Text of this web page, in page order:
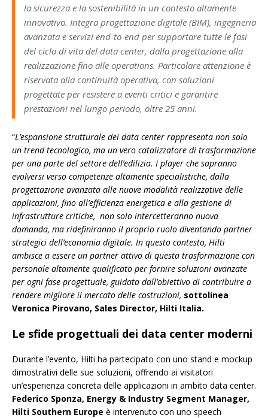
la sicurezza e la sostenibilità in un contesto altamente
innovativo. Integra progettazione digitale (BIM), ingegneria
avanzata e servizi end-to-end per supportare tutte le fasi
del ciclo di vita del data center, dalla progettazione alla
realizzazione fino alle operations. Particolare attenzione è
riservata alla continuità operativa, con soluzioni
progettate per resistere a eventi critici e garantire
prestazioni nel lungo periodo, oltre 25 anni.
“L’espansione strutturale dei data center rappresenta non solo
un trend tecnologico, ma un vero catalizzatore di trasformazione
per una parte del settore dell’edilizia. I player che sapranno
evolversi verso competenze altamente specialistiche, dalla
progettazione avanzata alle nuove modalità realizzative delle
applicazioni, fino all’efficienza energetica e alla gestione di
infrastrutture critiche, non solo intercetteranno nuova
domanda, ma ridefiniranno il proprio ruolo diventando partner
strategici dell’economia digitale. In questo contesto, Hilti
ambisce a essere un partner attivo di questa trasformazione con
personale altamente qualificato per fornire soluzioni avanzate
per ogni fase progettuale, guidata dall’obiettivo di contribuire a
rendere migliore il mercato delle costruzioni, sottolinea
Veronica Pirovano, Sales Director, Hilti Italia.
Le sfide progettuali dei data center moderni
Durante l’evento, Hilti ha partecipato con uno stand e mockup
dimostrativi delle sue soluzioni, offrendo ai visitatori
un’esperienza concreta delle applicazioni in ambito data center.
Federico Sponza, Energy & Industry Segment Manager,
Hilti Southern Europe è intervenuto con uno speech